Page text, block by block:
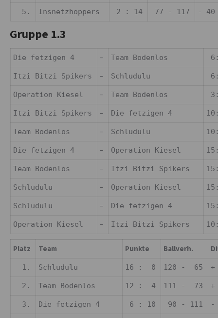
5. Insnetzhoppers 2 : 14 77 - 117 - 40
Gruppe 1.3
Die fetzigen 4 – Team Bodenlos
Itzi Bitzi Spikers – Schludulu
Operation Kiesel – Team Bodenlos
Itzi Bitzi Spikers – Die fetzigen 4
Team Bodenlos – Schludulu
Die fetzigen 4 – Operation Kiesel
Team Bodenlos – Itzi Bitzi Spikers
Schludulu – Operation Kiesel
Schludulu – Die fetzigen 4
Operation Kiesel – Itzi Bitzi Spikers
Platz Team Punkte Ballverh.
1. Schludulu 16 : 0 120 - 65 +
2. Team Bodenlos 12 : 4 111 - 73 +
3. Die fetzigen 4 6 : 10 90 - 111 -